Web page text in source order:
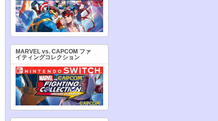
MARVEL vs. CAPCOM ファ
イティングコレクション